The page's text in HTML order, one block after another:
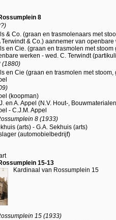
8
& Co. (graan en trasmolenaars met
Terwindt & Co.) aannemer van openbare
en Cie. (graan en trasmolen met
werken - wed. C. Terwindt
(1880)
en Cie (graan en trasmolen met
(koopman)
en A. Appel (N.V. Hout-,
- C.J.M. Appel
8 (1933)
(arts) - G.A. Sekhuis (arts)
(automobielbedrijf)
15-13
Kardinaal van Rossumplein 15
15 (1933)